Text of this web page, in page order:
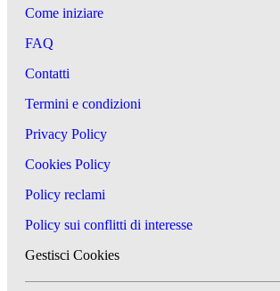
Come iniziare
FAQ
Contatti
Termini e condizioni
Privacy Policy
Cookies Policy
Policy reclami
Policy sui conflitti di interesse
Gestisci Cookies